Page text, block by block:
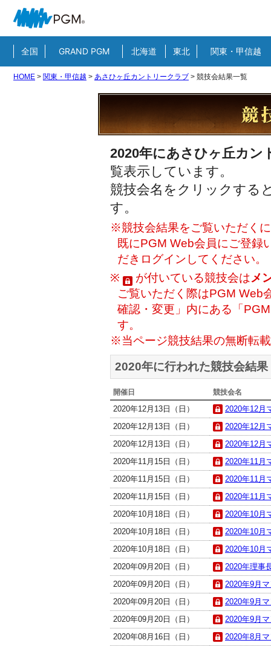
全国 GRAND PGM 北海道 東北 関東・甲信越
HOME > 関東・甲信越 > あさひヶ丘カントリークラブ > 競技会結果一覧
2020年にあさひヶ丘カン
覧表示しています。
競技会名をクリックする
す。
※競技会結果をご覧いただく
既にPGM Web会員にご登録
だきログインしてください。
※
が付いている競技会はメ
ご覧いただく際はPGM Web
確認・変更」内にある「
す。
※当ページ競技結果の無断転
2020年に行われた競技会結果
開催日 競技会名
2020年12月13日（日）
2020年12月
2020年12月13日（日）
2020年12月
2020年12月13日（日）
2020年12月
2020年11月15日（日）
2020年11月
2020年11月15日（日）
2020年11月
2020年11月15日（日）
2020年11月
2020年10月18日（日）
2020年10月
2020年10月18日（日）
2020年10月
2020年10月18日（日）
2020年10月
2020年09月20日（日）
2020年理事
2020年09月20日（日）
2020年9月
2020年09月20日（日）
2020年9月
2020年09月20日（日）
2020年9月
2020年08月16日（日）
2020年8月